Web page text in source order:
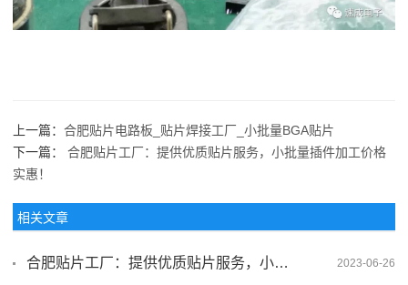
上一篇： 合肥贴片电路板_贴片焊接工厂_小批量BGA贴片
下一篇： 合肥贴片工厂：提供优质贴片服务，小批量插件加工价格
实惠！
相关文章
2023-06-26
合肥贴片工厂：提供优质贴片服务，小批量插件加工价格实惠！